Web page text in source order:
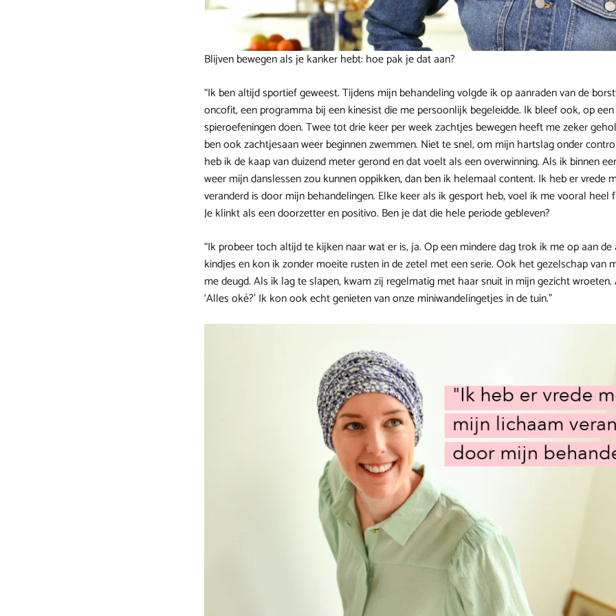
Blijven bewegen als je kanker hebt: hoe pak je dat aan?
“Ik ben altijd sportief geweest. Tijdens mijn behandeling volgde ik op aanraden van de
oncofit, een programma bij een kinesist die me persoonlijk begeleidde. Ik bleef ook, op
spieroefeningen doen. Twee tot drie keer per week zachtjes bewegen heeft me zeker
ben ook zachtjesaan weer beginnen zwemmen. Niet te snel, om mijn hartslag onder
heb ik de kaap van duizend meter gerond en dat voelt als een overwinning. Als ik binnen
weer mijn danslessen zou kunnen oppikken, dan ben ik helemaal content. Ik heb er vrede
veranderd is door mijn behandelingen. Elke keer als ik gesport heb, voel ik me vooral heel
Je klinkt als een doorzetter en positivo. Ben je dat die hele periode gebleven?
“Ik probeer toch altijd te kijken naar wat er is, ja. Op een mindere dag trok ik me op aan de
kindjes en kon ik zonder moeite rusten in de zetel met een serie. Ook het gezelschap van
me deugd. Als ik lag te slapen, kwam zij regelmatig met haar snuit in mijn gezicht
‘Alles oké?’ Ik kon ook echt genieten van onze miniwandelingetjes in de tuin.”